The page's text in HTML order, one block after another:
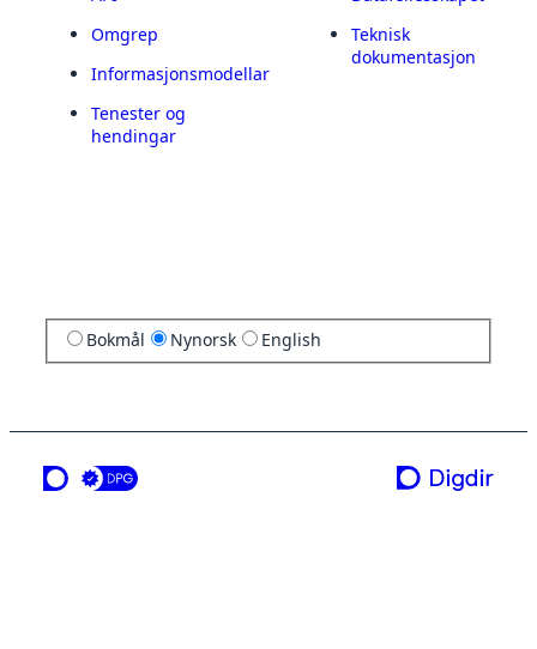
Omgrep
Informasjonsmodellar
Tenester og
hendingar
Teknisk
dokumentasjon
Bokmål Nynorsk English